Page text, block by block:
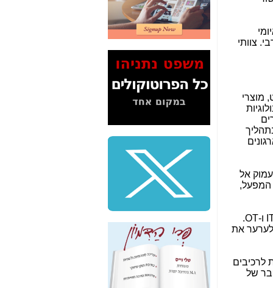
צוותי
מוצרי
בטכנולוגיות
אל
המפעל,
ו-OT
.
את
לרכיבים
של
2" על תעלולי השר
משה כחלון -כאן
הסלולר" ואיך מסרסים
את הנתונים לציבור -
כאן
סיכום ביקור בסיליקון
שלמה פילבר (עד
לאחרונה מנכ"ל משרד
התקשורת) - עד
מדינה? הצחקתם
אותי! -
"יש אפליה בחקירה"?
חשיפה: למה השר
משה כחלון לא נחקר
עד היום? -
כאן